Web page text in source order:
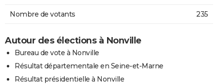
Nombre de votants 235
Autour des élections à Nonville
Bureau de vote à Nonville
Résultat départementale en Seine-et-Marne
Résultat présidentielle à Nonville